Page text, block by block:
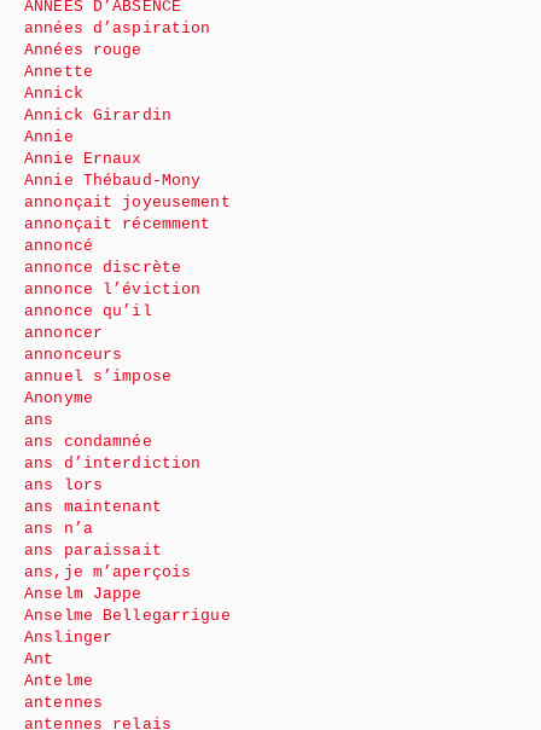
ANNÉES D’ABSENCE
années d’aspiration
Années rouge
Annette
Annick
Annick Girardin
Annie
Annie Ernaux
Annie Thébaud-Mony
annonçait joyeusement
annonçait récemment
annoncé
annonce discrète
annonce l’éviction
annonce qu’il
annoncer
annonceurs
annuel s’impose
Anonyme
ans
ans condamnée
ans d’interdiction
ans lors
ans maintenant
ans n’a
ans paraissait
ans,je m’aperçois
Anselm Jappe
Anselme Bellegarrigue
Anslinger
Ant
Antelme
antennes
antennes relais